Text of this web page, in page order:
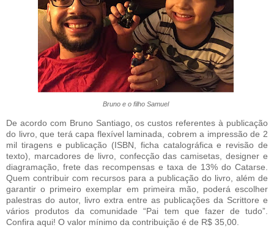
Bruno e o filho Samuel
De acordo com Bruno Santiago, os custos referentes à publicação
do livro, que terá capa flexível laminada, cobrem a impressão de 2
mil tiragens e publicação (ISBN, ficha catalográfica e revisão de
texto), marcadores de livro, confecção das camisetas, designer e
diagramação, frete das recompensas e taxa de 13% do Catarse.
Quem contribuir com recursos para a publicação do livro, além de
garantir o primeiro exemplar em primeira mão, poderá escolher
palestras do autor, livro extra entre as publicações da Scrittore e
vários produtos da comunidade “Pai tem que fazer de tudo”.
Confira aqui! O valor mínimo da contribuição é de R$ 35,00.